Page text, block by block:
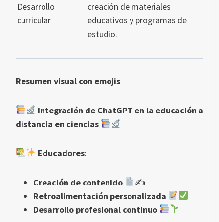
Desarrollo
curricular
creación de materiales
educativos y programas de
estudio.
Resumen visual con emojis
Integración de ChatGPT en la educación a
distancia en ciencias
Educadores:
Creación de contenido
✍
Retroalimentación personalizada
Desarrollo profesional continuo